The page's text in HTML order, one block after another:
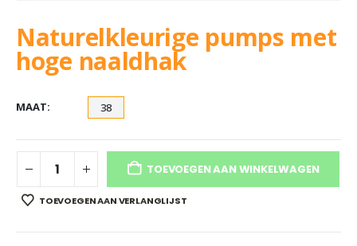
Naturelkleurige pumps met
hoge naaldhak
MAAT 38
TOEVOEGEN AAN WINKELWAGEN
TOEVOEGEN AAN VERLANGLIJST